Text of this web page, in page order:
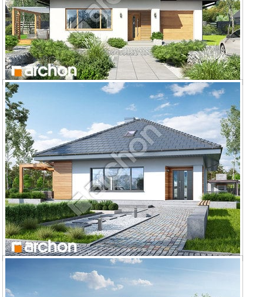
Dom w lilakach 6 (G)
Dom w lilakach 7 (P)